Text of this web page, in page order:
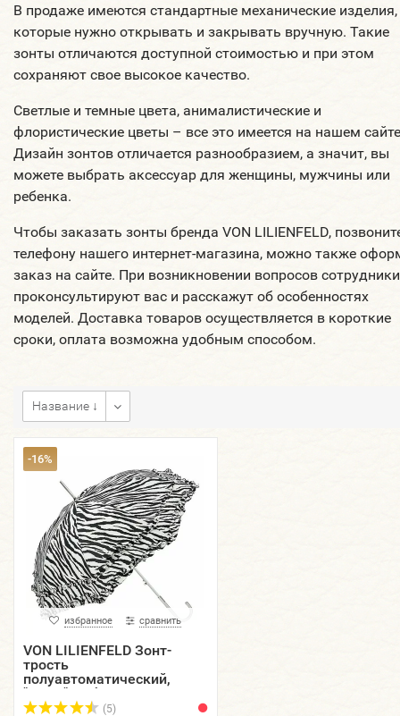
В продаже имеются стандартные механические изделия,
которые нужно открывать и закрывать вручную. Такие
зонты отличаются доступной стоимостью и при этом
сохраняют свое высокое качество.
Светлые и темные цвета, анималистические и
флористические цветы – все это имеется на нашем
Дизайн зонтов отличается разнообразием, а значит, вы
можете выбрать аксессуар для женщины, мужчины или
ребенка.
Чтобы заказать зонты бренда VON LILIENFELD,
телефону нашего интернет-магазина, можно также
заказ на сайте. При возникновении вопросов сотрудники
проконсультируют вас и расскажут об особенностях
моделей. Доставка товаров осуществляется в короткие
сроки, оплата возможна удобным способом.
Название ↓
-16%
избранное сравнить
VON LILIENFELD Зонт-
трость
полуавтоматический,
"Мэри", зебра, купол 90 см.
(5)